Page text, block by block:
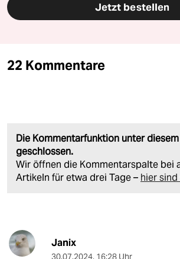
Jetzt bestellen
22 Kommentare
Die Kommentarfunktion unter
geschlossen.
Wir öffnen die Kommentarspalte bei
Artikeln für etwa drei Tage – hier sind
Janix
30.07.2024, 16:28 Uhr